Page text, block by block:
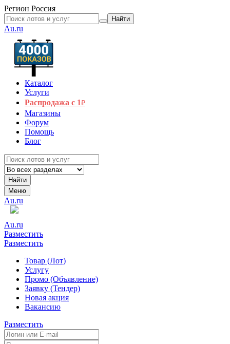
Регион Россия
Найти
Au.ru
Каталог
Услуги
Распродажа с 1₽
Магазины
Форум
Помощь
Блог
Найти
Меню
Au.ru
Au.ru
Разместить
Разместить
Товар (Лот)
Услугу
Промо (Объявление)
Заявку (Тендер)
Новая акция
Вакансию
Разместить